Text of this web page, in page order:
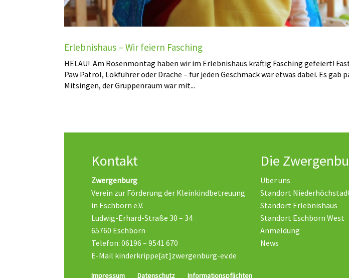
Erlebnishaus – Wir feiern Fasching
HELAU! Am Rosenmontag haben wir im Erlebnishaus kräftig Fasching gefeiert!
Paw Patrol, Lokführer oder Drache – für jeden Geschmack war etwas dabei. Es gab
Mitsingen, der Gruppenraum war mit...
Kontakt
Zwergenburg
Verein zur Förderung der Kleinkindbetreuung
in Eschborn e.V.
Ludwig-Erhard-Straße 30 – 34
65760 Eschborn
Telefon: 06196 – 9541 670
E-Mail kinderkrippe{at]zwergenburg-ev.de
Die
Über uns
Standort
Standort Erlebnishaus
Standort Eschborn West
Anmeldung
News
Impressum Datenschutz Informationspflichten